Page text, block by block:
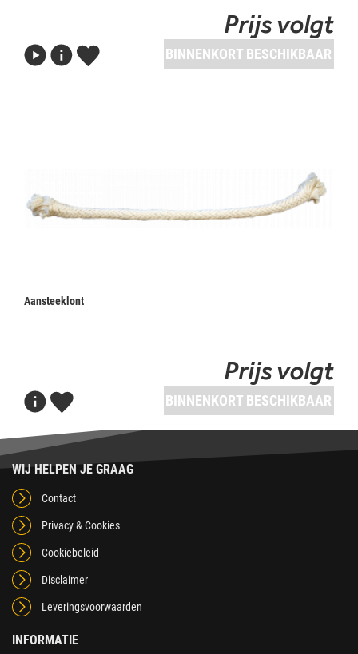
Prijs volgt
BINNENKORT BESCHIKBAAR
Aansteeklont
Prijs volgt
BINNENKORT BESCHIKBAAR
WIJ HELPEN JE GRAAG
Contact
Privacy & Cookies
Cookiebeleid
Disclaimer
Leveringsvoorwaarden
INFORMATIE